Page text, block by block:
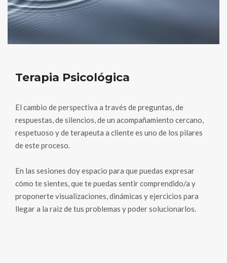
Terapia Psicológica
El cambio de perspectiva a través de preguntas, de
respuestas, de silencios, de un acompañamiento cercano,
respetuoso y de terapeuta a cliente es uno de los pilares
de este proceso.
En las sesiones doy espacio para que puedas expresar
cómo te sientes, que te puedas sentir comprendido/a y
proponerte visualizaciones, dinámicas y ejercicios para
llegar a la raiz de tus problemas y poder solucionarlos.